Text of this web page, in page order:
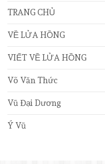
TRANG CHỦ
VỀ LỬA HỒNG
VIẾT VỀ LỬA HỒNG
Võ Văn Thức
Vũ Đại Dương
Ý Vũ